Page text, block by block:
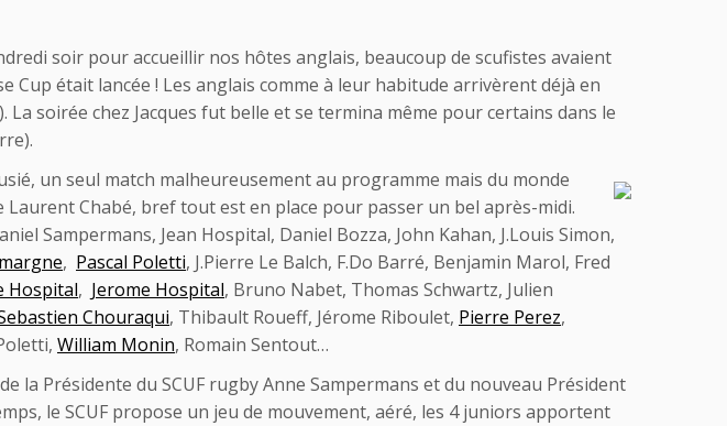
soir pour accueillir nos hôtes anglais, beaucoup de scufistes avaient
Cup était lancée ! Les anglais comme à leur habitude arrivèrent déjà en
soirée chez Jacques fut belle et se termina même pour certains dans le
un seul match malheureusement au programme mais du monde
Chabé, bref tout est en place pour passer un bel après-midi.
Sampermans, Jean Hospital, Daniel Bozza, John Kahan, J.Louis Simon,
, Pascal Poletti, J.Pierre Le Balch, F.Do Barré, Benjamin Marol, Fred
Hospital, Jerome Hospital, Bruno Nabet, Thomas Schwartz, Julien
Chouraqui, Thibault Roueff, Jérome Riboulet, Pierre Perez,
William Monin, Romain Sentout…
la Présidente du SCUF rugby Anne Sampermans et du nouveau Président
le SCUF propose un jeu de mouvement, aéré, les 4 juniors apportent